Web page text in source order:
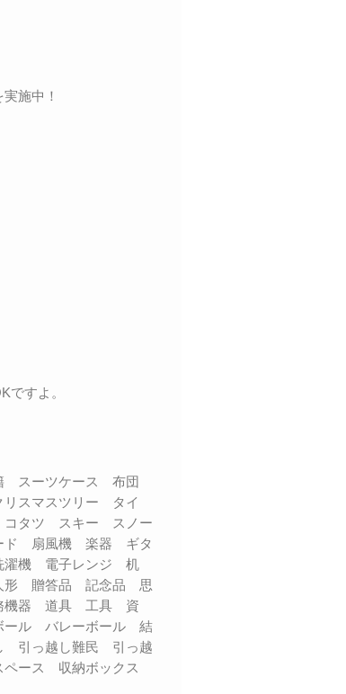
施中！
ですよ。
スーツケース 布団
スマスツリー タイ
コタツ スキー スノー
ド 扇風機 楽器 ギタ
濯機 電子レンジ 机
形 贈答品 記念品 思
機器 道具 工具 資
ル バレーボール 結
っ越し難民 引っ越
ース 収納ボックス